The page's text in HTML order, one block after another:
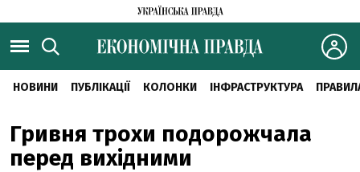
НОВИНИ ПУБЛІКАЦІЇ КОЛОНКИ ІНФРАСТРУКТУРА
Гривня трохи подорожчала
перед вихідними